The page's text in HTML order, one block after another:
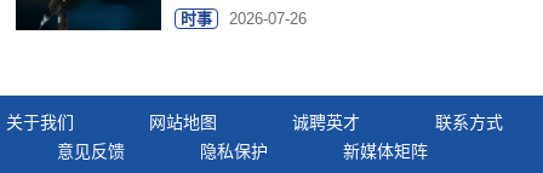
时事 2026-07-26
关于我们 网站地图 诚聘英才
联系方式
意见反馈
隐私保护 新媒体矩阵